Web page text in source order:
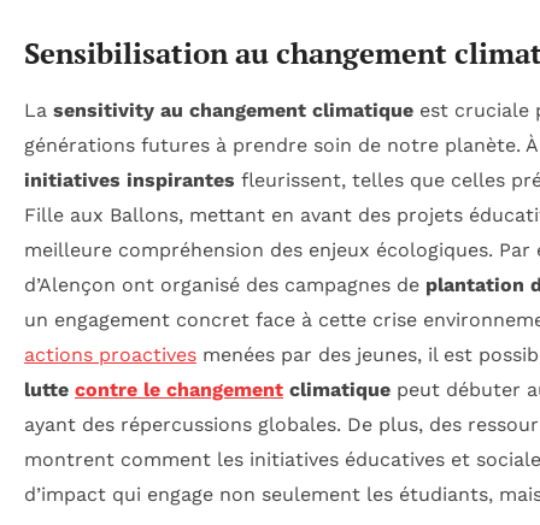
Sensibilisation au changement
La sensitivity au changement climatique est cruciale
générations futures à prendre soin de notre planète.
initiatives inspirantes fleurissent, telles que celles
Fille aux Ballons, mettant en avant des projets
meilleure compréhension des enjeux écologiques. Par
d’Alençon ont organisé des campagnes de plantation
un engagement concret face à cette crise
actions proactives menées par des jeunes, il est
lutte contre le changement climatique peut débuter
ayant des répercussions globales. De plus, des
montrent comment les initiatives éducatives et
d’impact qui engage non seulement les étudiants,